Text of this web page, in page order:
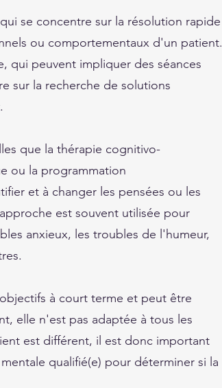
se concentre sur la résolution rapide
ou comportementaux d'un patient.
qui peuvent impliquer des séances
sur la recherche de solutions
que la thérapie cognitivo-
ou la programmation
et à changer les pensées ou les
est souvent utilisée pour
anxieux, les troubles de l'humeur,
à court terme et peut être
elle n'est pas adaptée à tous les
est différent, il est donc important
qualifié(e) pour déterminer si la